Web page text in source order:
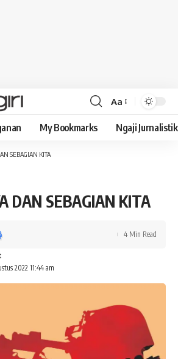
Font
Resizer
Aa
My Bookmarks Ngaji Jurnalistik
SEBAGIAN KITA
DAN SEBAGIAN KITA
2022 11:44 am
4 Min Read